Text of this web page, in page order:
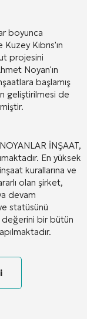
boyunca
Kıbrıs'ın
projesini
Noyan'ın
başlamış
geliştirilmesi de
İNŞAAT,
En yüksek
kurallarına ve
olan şirket,
devam
statüsünü
değerini bir bütün